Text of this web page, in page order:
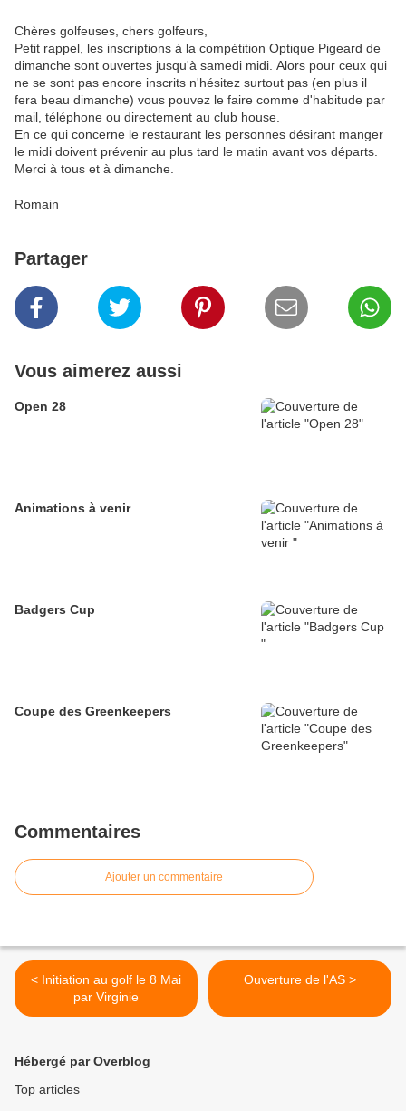
Chères golfeuses, chers golfeurs,
Petit rappel, les inscriptions à la compétition Optique Pigeard de
dimanche sont ouvertes jusqu'à samedi midi. Alors pour ceux qui
ne se sont pas encore inscrits n'hésitez surtout pas (en plus il
fera beau dimanche) vous pouvez le faire comme d'habitude par
mail, téléphone ou directement au club house.
En ce qui concerne le restaurant les personnes désirant manger
le midi doivent prévenir au plus tard le matin avant vos départs.
Merci à tous et à dimanche.
Romain
Partager
Vous aimerez aussi
Open 28
Animations à venir
Badgers Cup
Coupe des Greenkeepers
Commentaires
Ajouter un commentaire
< Initiation au golf le 8 Mai
par Virginie
Ouverture de l'AS >
Hébergé par Overblog
Top articles